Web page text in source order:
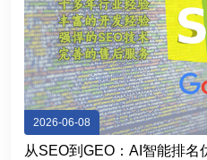
2026-06-08
从SEO到GEO：AI智能排名